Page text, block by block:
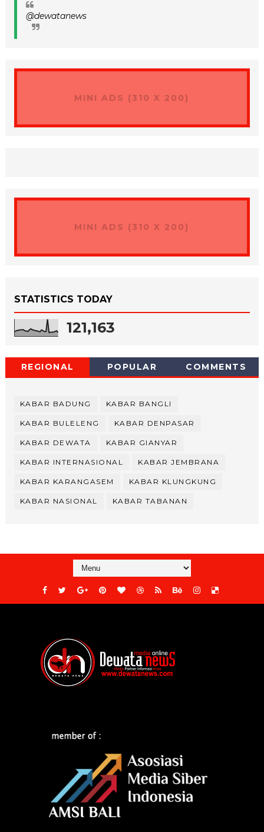
@dewatanews
MINI ADS (310 X 200)
MINI ADS (310 X 200)
STATISTICS TODAY
121,163
REGIONAL POPULAR COMMENTS
KABAR BADUNG KABAR BANGLI
KABAR BULELENG KABAR DENPASAR
KABAR DEWATA KABAR GIANYAR
KABAR INTERNASIONAL KABAR JEMBRANA
KABAR KARANGASEM KABAR KLUNGKUNG
KABAR NASIONAL KABAR TABANAN